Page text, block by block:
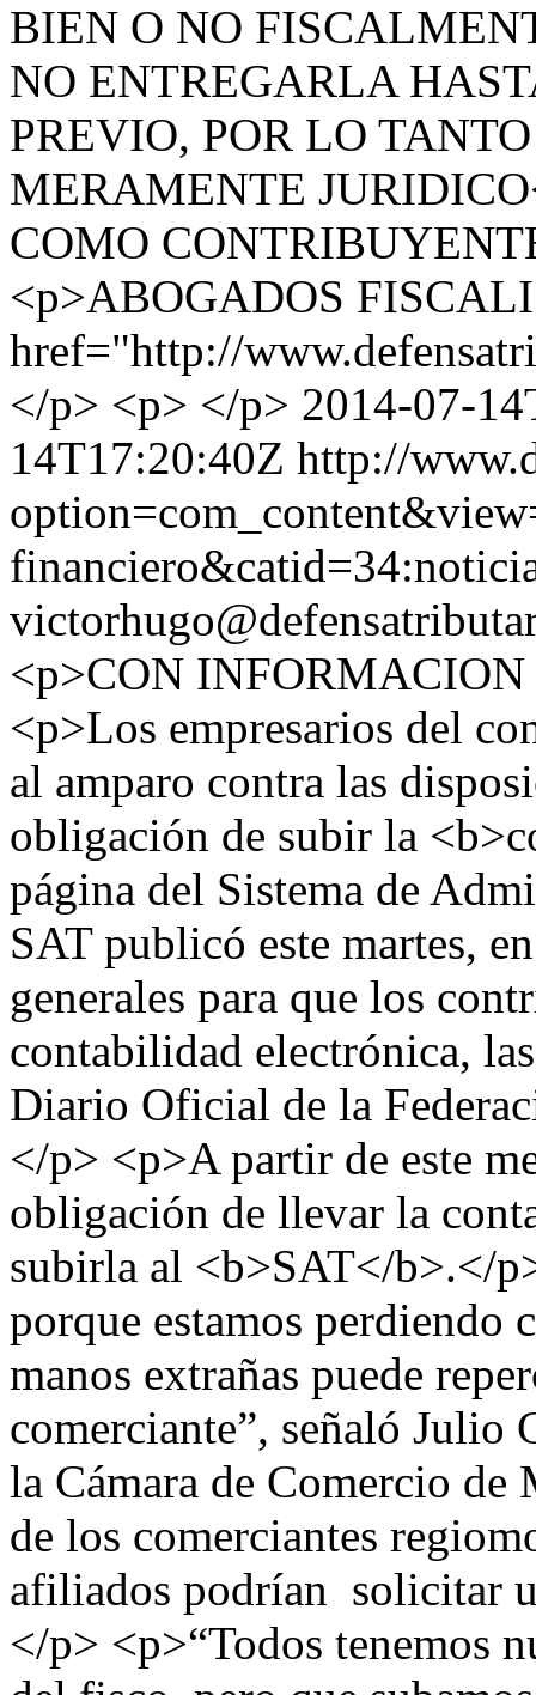
BIEN O NO
NO ENTREGARLA
PREVIO, POR LO
MERAMENTE
COMO
<p>ABOGADOS
href="http://
</p> <p> </p> 2014-07-
14T17:20:40Z http://
<p>CON
<p>Los empresarios del
al amparo contra las
obligación de subir la
página del Sistema de
SAT publicó este martes,
generales para que los
contabilidad electrónica,
Diario Oficial de la
</p> <p>A partir de este
obligación de llevar la
subirla al <b>SAT</b>.</
porque estamos perdiendo
manos extrañas puede
comerciante”, señaló Julio
la Cámara de Comercio
de los comerciantes
afiliados podrían solicitar
</p> <p>“Todos tenemos